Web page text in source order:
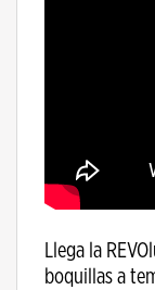
Llega la
boquillas a